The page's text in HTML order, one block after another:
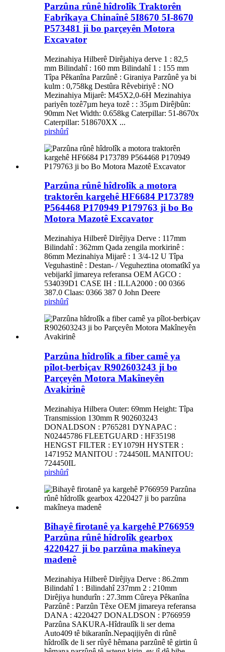
Parzûna rûnê hîdrolîk Traktorên
Fabrîkaya Chinaînê 5I8670 5I-8670
P573481 ji bo parçeyên Motora
Excavator
Mezinahiya Hilberê Dirêjahiya derve 1 : 82,5
mm Bilindahî : 160 mm Bilindahî 1 : 155 mm
Tîpa Pêkanîna Parzûnê : Giraniya Parzûnê ya bi
kulm : 0,758kg Destûra Rêvebiriyê : NO
Mezinahiya Mijarê: M45X2,0-6H Mezinahiya
pariyên tozê7µm heya tozê : : 35μm Dirêjbûn:
90mm Net Width: 0.658kg Caterpillar: 51-8670x
Caterpillar: 518670XX ...
pirshûrî
Parzûna rûnê hîdrolîk a motora
traktorên kargehê HF6684 P173789
P564468 P170949 P179763 ji bo Bo
Motora Mazotê Excavator
Mezinahiya Hilberê Dirêjiya Derve : 117mm
Bilindahî : 362mm Qada zengila morkirinê :
86mm Mezinahiya Mijarê : 1 3/4-12 U Tîpa
Veguhastinê : Destan- / Veguheztina otomatîkî ya
vebijarkî jimareya referansa OEM AGCO :
534039D1 CASE IH : ILLA2000 : 00 0366
387.0 Claas: 0366 387 0 John Deere
pirshûrî
Parzûna hîdrolîk a fiber camê ya
pîlot-berbiçav R902603243 ji bo
Parçeyên Motora Makîneyên
Avakirinê
Mezinahiya Hilbera Outer: 69mm Height: Tîpa
Transmission 130mm R 902603243
DONALDSON : P765281 DYNAPAC :
N02445786 FLEETGUARD : HF35198
HENGST FILTER : EY1079H HYSTER :
1471952 MANITOU : 724450IL MANITOU:
724450IL
pirshûrî
Bihayê firotanê ya kargehê P766959
Parzûna rûnê hîdrolîk gearbox
4220427 ji bo parzûna makîneya
madenê
Mezinahiya Hilberê Dirêjiya Derve : 86.2mm
Bilindahî 1 : Bilindahî 237mm 2 : 210mm
Dirêjiya hundurîn : 27.3mm Cûreya Pêkanîna
Parzûnê : Parzûn Têxe OEM jimareya referansa
DANA : 4220427 DONALDSON : P766959
Parzûna SAKURA-Hîdraulîk li ser dema
Auto409 tê bikaranîn.Nepaqijiyên di rûnê
hîdrolîk de li ser rûyê hêmana parzûnê tê girtin û